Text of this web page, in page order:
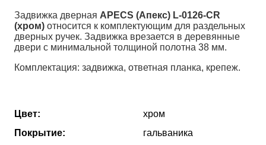
Задвижка дверная APECS (Апекс) L-0126-CR
(хром) относится к комплектующим для раздельных
дверных ручек. Задвижка врезается в деревянные
двери с минимальной толщиной полотна 38 мм.
Комплектация: задвижка, ответная планка, крепеж.
Цвет:
хром
Покрытие:
гальваника